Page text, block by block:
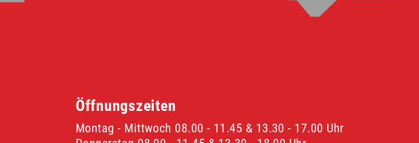
Öffnungszeiten
Montag - Mittwoch 08.00 - 11.45 & 13.30 - 17.00 Uhr